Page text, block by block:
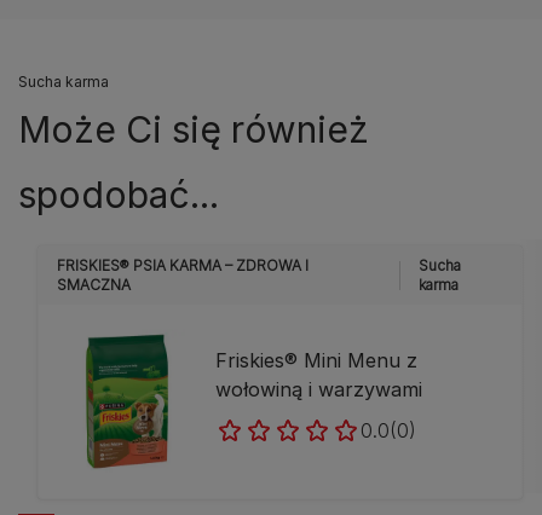
Sucha karma
Może Ci się również
spodobać...
FRISKIES® PSIA KARMA – ZDROWA I
SMACZNA
Sucha
karma
Friskies® Mini Menu z
wołowiną i warzywami
0.0(0)